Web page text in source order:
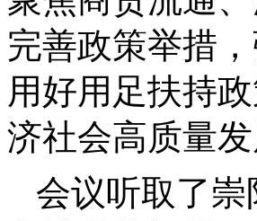
完善政策举措
用好用足扶持
济社会高质量
会议听取了